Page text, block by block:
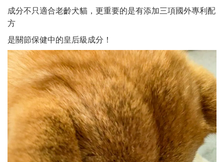
成分不只適合老齡犬貓，更重要的是有添加三項國外專利配
方
是關節保健中的皇后級成分！